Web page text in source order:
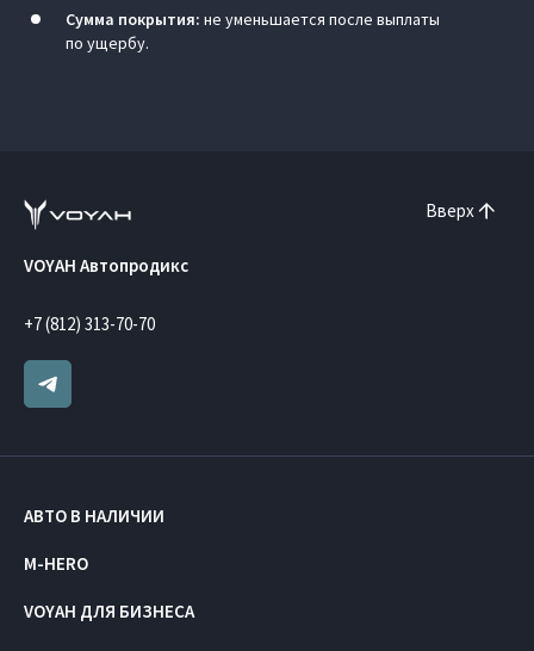
Сумма покрытия: не уменьшается после выплаты
по ущербу.
Вверх
VOYAH Автопродикс
+7 (812) 313-70-70
АВТО В НАЛИЧИИ
M-HERO
VOYAH ДЛЯ БИЗНЕСА